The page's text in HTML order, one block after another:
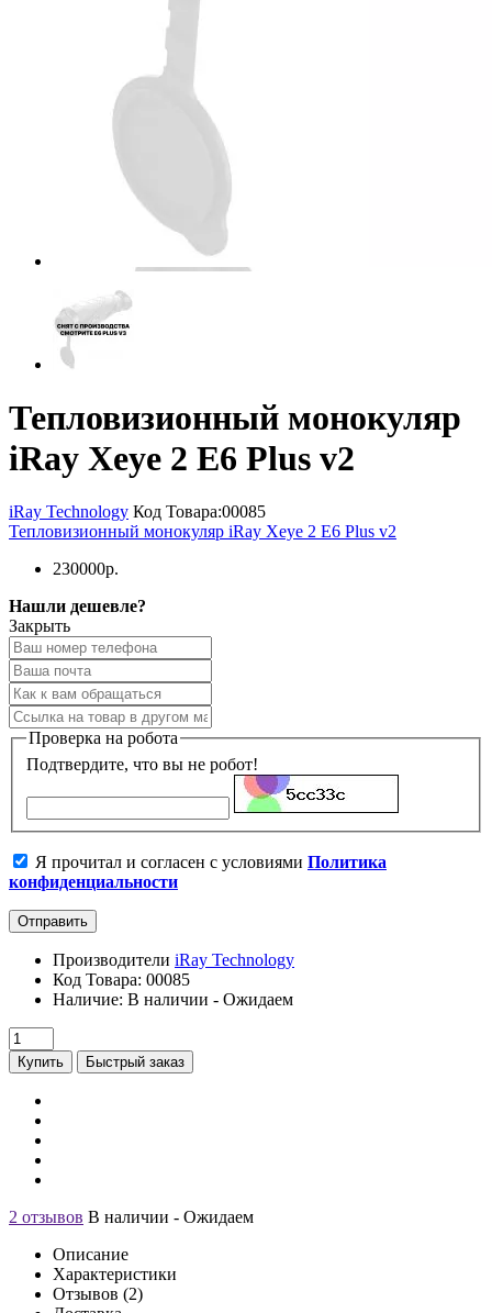
Тепловизионный монокуляр
iRay Xeye 2 E6 Plus v2
iRay Technology Код Товара:00085
Тепловизионный монокуляр iRay Xeye 2 E6 Plus v2
230000р.
Нашли дешевле?
Закрыть
Проверка на робота
Подтвердите, что вы не робот!
Я прочитал и согласен с условиями Политика
конфиденциальности
Отправить
Производители iRay Technology
Код Товара: 00085
Наличие: В наличии - Ожидаем
Купить Быстрый заказ
2 отзывов В наличии - Ожидаем
Описание
Характеристики
Отзывов (2)